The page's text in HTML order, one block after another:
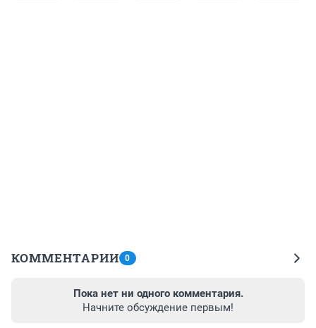
КОММЕНТАРИИ 0
Пока нет ни одного комментария.
Начните обсуждение первым!